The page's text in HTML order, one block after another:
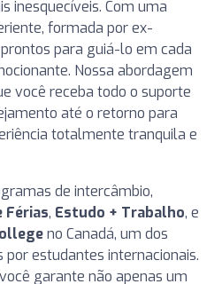
inesquecíveis. Com uma
formada por ex-
para guiá-lo em cada
Nossa abordagem
você receba todo o suporte
até o retorno para
totalmente tranquila e
de intercâmbio,
Férias, Estudo + Trabalho, e
no Canadá, um dos
estudantes internacionais.
garante não apenas um